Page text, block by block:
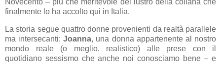
finalmente lo ha accolto qui in Italia.
La storia segue quattro donne provenienti da realtà parallele
ma intersecanti:Joanna, una donna appartenente al nostro
mondo reale (o meglio, realistico) alle prese con il
quotidiano sessismo che anche noi conosciamo bene – e